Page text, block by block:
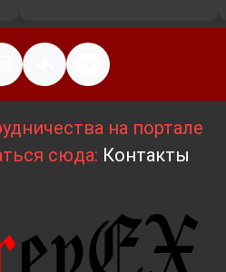
на портале
сюда: Контакты